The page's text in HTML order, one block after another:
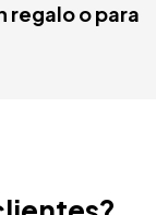
regalo o para